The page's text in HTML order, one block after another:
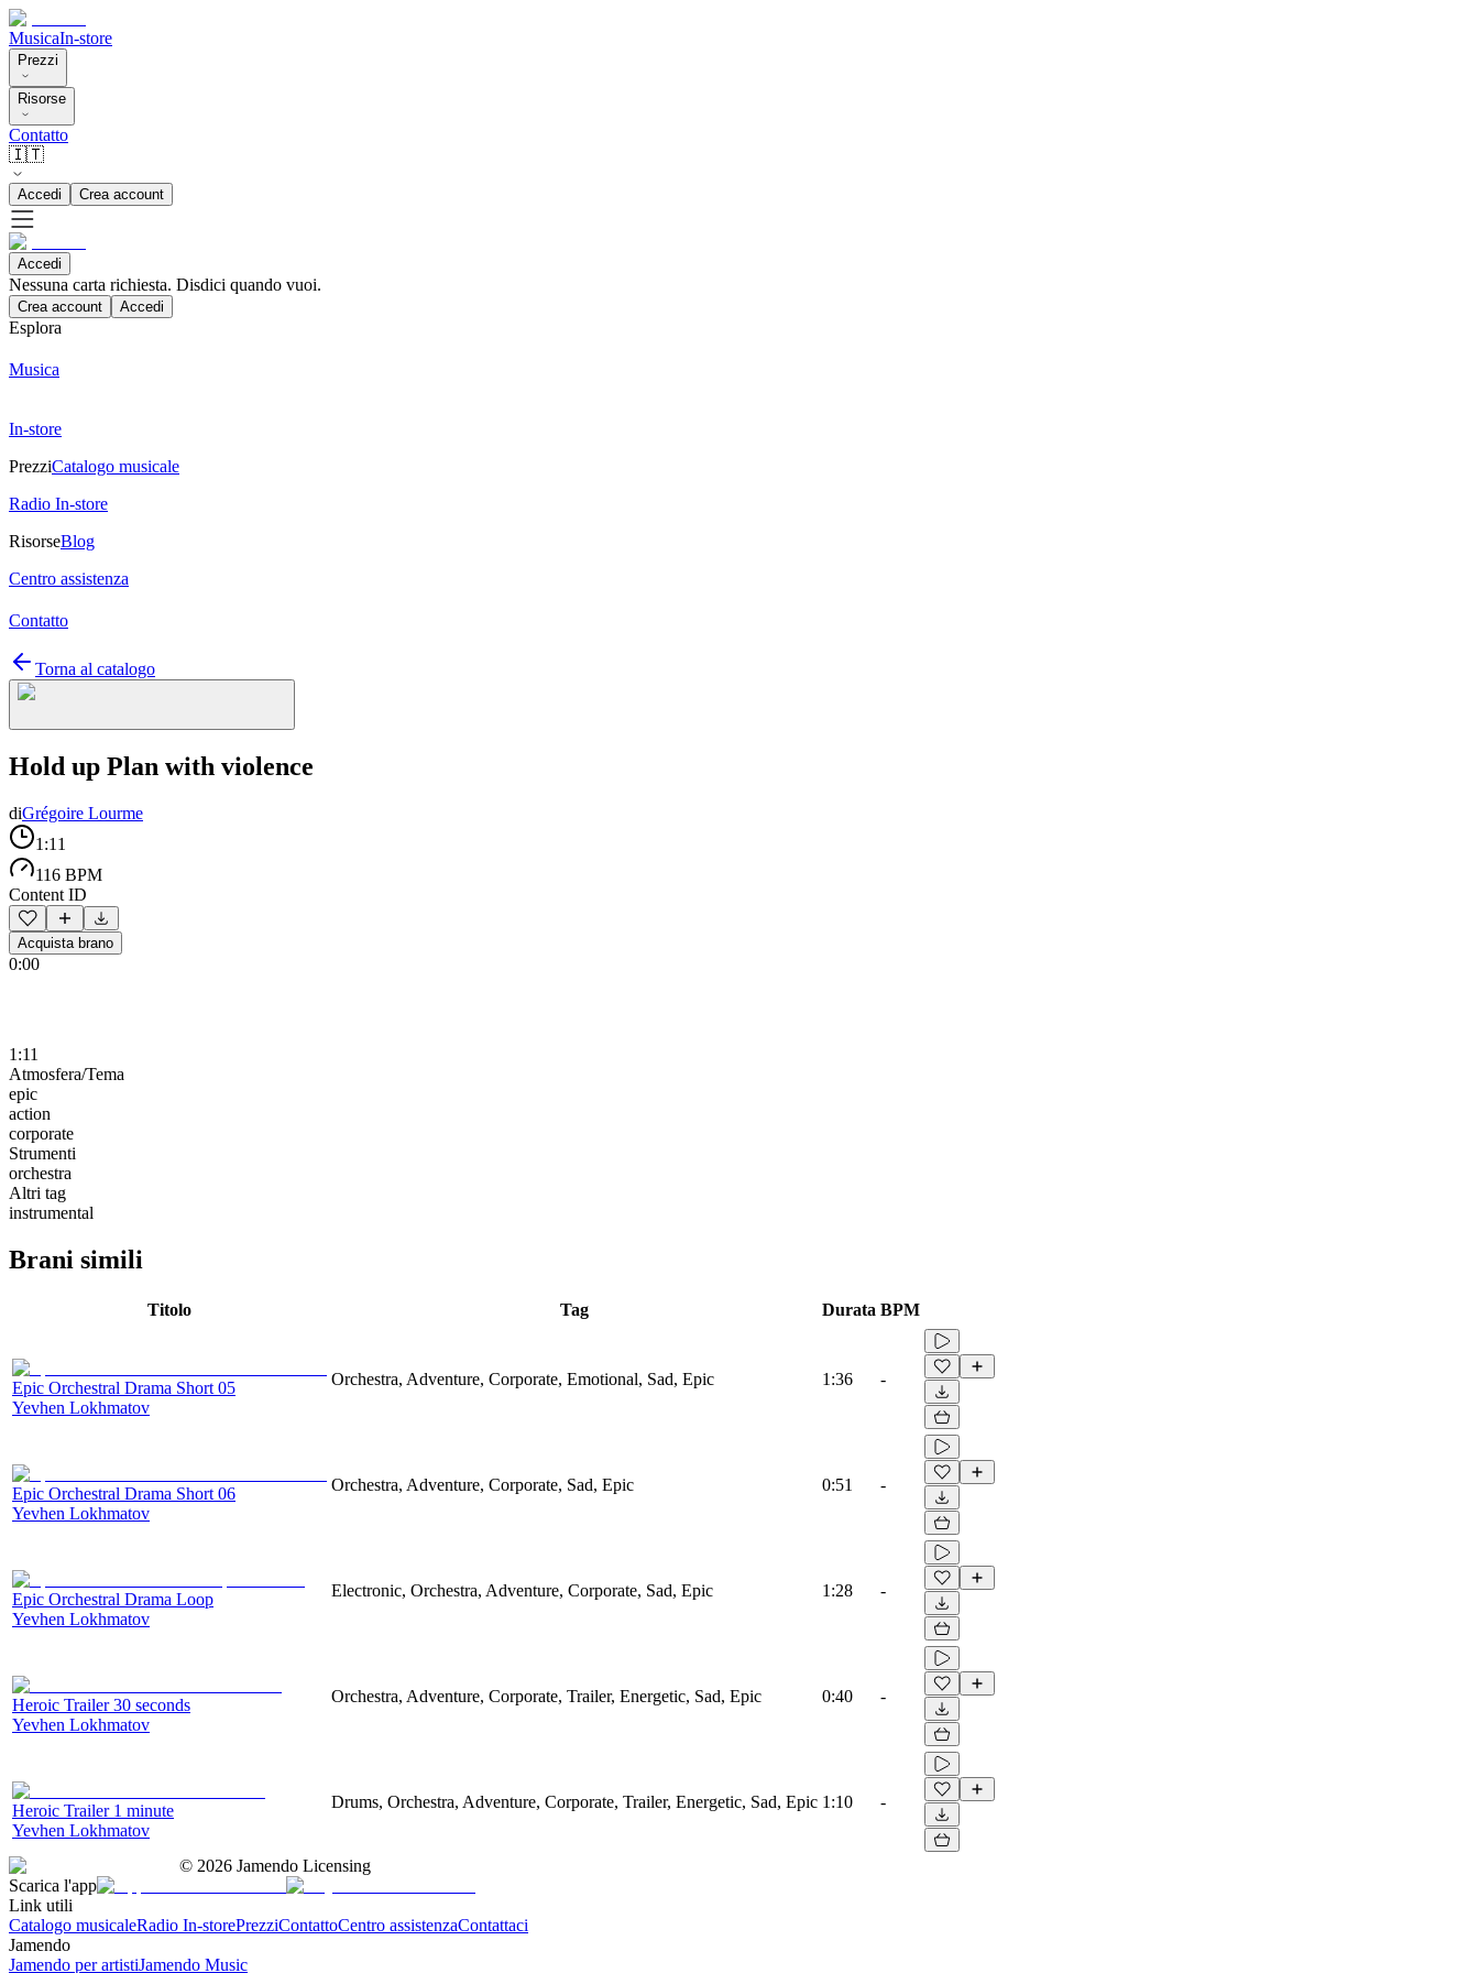
MusicaIn-store
Prezzi
Risorse
Contatto
🇮🇹
Accedi Crea account
Accedi
Nessuna carta richiesta. Disdici quando vuoi.
Crea account Accedi
Esplora
Musica
In-store
PrezziCatalogo musicale
Radio In-store
RisorseBlog
Centro assistenza
Contatto
Torna al catalogo
Hold up Plan with violence
diGrégoire Lourme
1:11
116 BPM
Content ID
Acquista brano
0:00
1:11
Atmosfera/Tema
epic
action
corporate
Strumenti
orchestra
Altri tag
instrumental
Brani simili
Titolo Tag Durata BPM
Epic Orchestral Drama Short 05
Yevhen Lokhmatov
Orchestra, Adventure, Corporate, Emotional, Sad, Epic 1:36 -
Epic Orchestral Drama Short 06
Yevhen Lokhmatov
Orchestra, Adventure, Corporate, Sad, Epic 0:51 -
Epic Orchestral Drama Loop
Yevhen Lokhmatov
Electronic, Orchestra, Adventure, Corporate, Sad, Epic 1:28 -
Heroic Trailer 30 seconds
Yevhen Lokhmatov
Orchestra, Adventure, Corporate, Trailer, Energetic, Sad, Epic 0:40 -
Heroic Trailer 1 minute
Yevhen Lokhmatov
Drums, Orchestra, Adventure, Corporate, Trailer, Energetic, Sad, Epic 1:10 -
© 2026 Jamendo Licensing
Scarica l'app
Link utili
Catalogo musicaleRadio In-storePrezziContattoCentro assistenzaContattaci
Jamendo
Jamendo per artistiJamendo Music